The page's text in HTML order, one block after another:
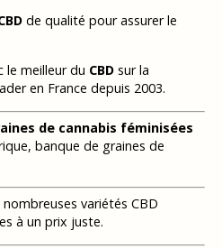
de qualité pour assurer le
le meilleur du CBDsur la
en France depuis 2003.
de cannabis féminisées
banque de graines de
variétés CBD
à un prix juste.